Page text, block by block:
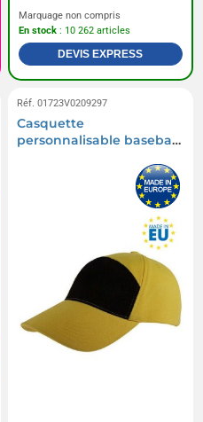
Marquage non compris
En stock : 10 262 articles
DEVIS EXPRESS
Réf. 01723V0209297
Casquette
personnalisable baseball